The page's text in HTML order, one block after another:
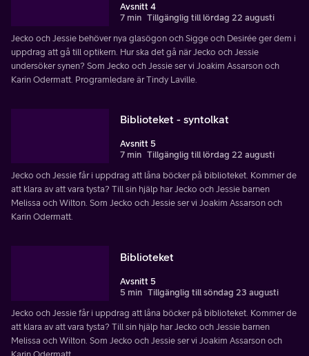
Avsnitt 4
7 min Tillgänglig till lördag 22 augusti
Jecko och Jessie behöver nya glasögon och Sigge och Desirée ger dem i
uppdrag att gå till optikern. Hur ska det gå när Jecko och Jessie
undersöker synen? Som Jecko och Jessie ser vi Joakim Assarson och
Karin Odermatt. Programledare är Tindy Laville.
Biblioteket - syntolkat
Avsnitt 5
7 min Tillgänglig till lördag 22 augusti
Jecko och Jessie får i uppdrag att låna böcker på biblioteket. Kommer de
att klara av att vara tysta? Till sin hjälp har Jecko och Jessie barnen
Melissa och Wilton. Som Jecko och Jessie ser vi Joakim Assarson och
Karin Odermatt.
Biblioteket
Avsnitt 5
5 min Tillgänglig till söndag 23 augusti
Jecko och Jessie får i uppdrag att låna böcker på biblioteket. Kommer de
att klara av att vara tysta? Till sin hjälp har Jecko och Jessie barnen
Melissa och Wilton. Som Jecko och Jessie ser vi Joakim Assarson och